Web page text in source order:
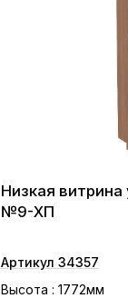
Низкая
№9-ХП
Артикул 34357
Высота : 1772мм